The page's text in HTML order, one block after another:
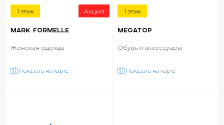
1 этаж Акция
MARK FORMELLE
Женская одежда
Показать на карте
1 этаж
MEGATOP
Обувь и аксессуары
Показать на карте